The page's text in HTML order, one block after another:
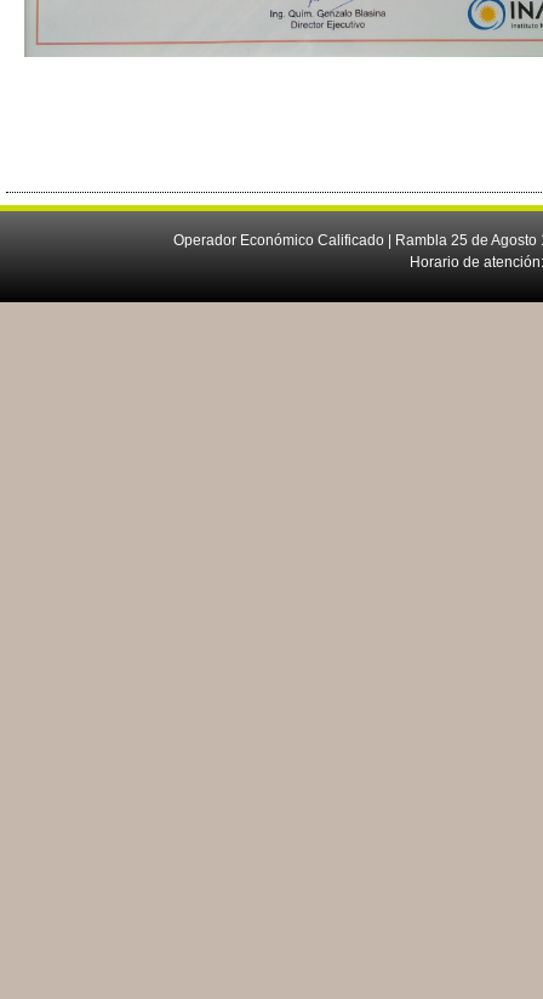
Operador Económico Calificado | Rambla 25 de
Horario de